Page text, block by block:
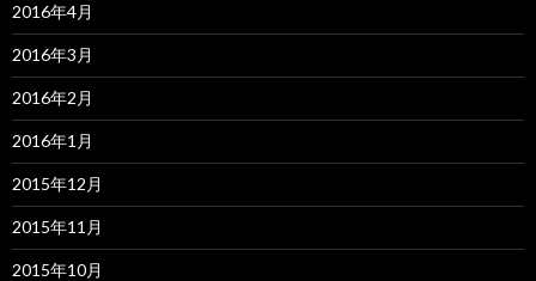
2016年4月
2016年3月
2016年2月
2016年1月
2015年12月
2015年11月
2015年10月